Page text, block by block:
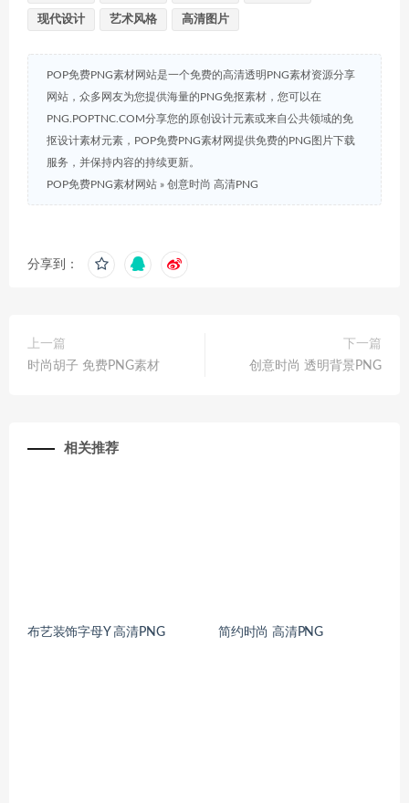
现代设计 艺术风格 高清图片
POP免费PNG素材网站是一个免费的高清透明PNG素材资源分享
网站，众多网友为您提供海量的PNG免抠素材，您可以在
PNG.POPTNC.COM分享您的原创设计元素或来自公共领域的免
抠设计素材元素，POP免费PNG素材网提供免费的PNG图片下载
服务，并保持内容的持续更新。
POP免费PNG素材网站 » 创意时尚 高清PNG
分享到：
上一篇
时尚胡子 免费PNG素材
下一篇
创意时尚 透明背景PNG
相关推荐
布艺装饰字母Y 高清PNG 简约时尚 高清PNG